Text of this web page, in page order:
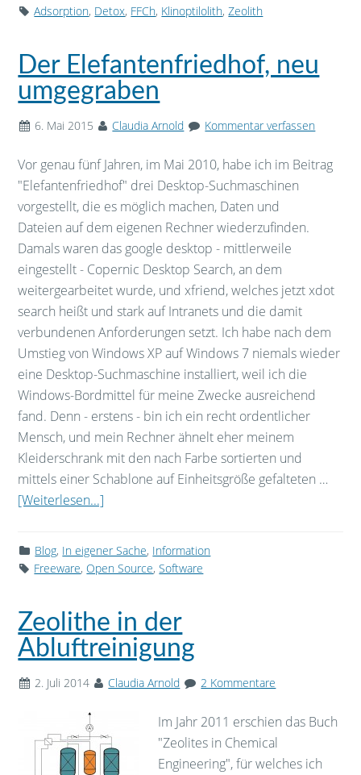
Adsorption, Detox, FFCh, Klinoptilolith,Zeolith
Der Elefantenfriedhof, neu
umgegraben
6. Mai 2015 Claudia Arnold Kommentar verfassen
Vor genau fünf Jahren, im Mai 2010, habe ich im Beitrag
"Elefantenfriedhof" drei Desktop-Suchmaschinen
vorgestellt, die es möglich machen, Daten und
Dateien auf dem eigenen Rechner wiederzufinden.
Damals waren das google desktop - mittlerweile
eingestellt - Copernic Desktop Search, an dem
weitergearbeitet wurde, und xfriend, welches jetzt xdot
search heißt und stark auf Intranets und die damit
verbundenen Anforderungen setzt. Ich habe nach dem
Umstieg von Windows XP auf Windows 7 niemals wieder
eine Desktop-Suchmaschine installiert, weil ich die
Windows-Bordmittel für meine Zwecke ausreichend
fand. Denn - erstens - bin ich ein recht ordentlicher
Mensch, und mein Rechner ähnelt eher meinem
Kleiderschrank mit den nach Farbe sortierten und
mittels einer Schablone auf Einheitsgröße gefalteten …
[Weiterlesen...]
Blog, In eigener Sache, Information
Freeware, Open Source,Software
Zeolithe in der
Abluftreinigung
2. Juli 2014 Claudia Arnold 2 Kommentare
Im Jahr 2011 erschien das Buch
"Zeolites in Chemical
Engineering", für welches ich